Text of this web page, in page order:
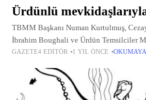
Ürdünlü
TBMM Başkanı Numan Kurtulmuş,
İbrahim Boughali ve Ürdün Temsilciler
ile ayrı ayrı telefonda görüştü. "Filistin
GAZETE4 EDITÖR 1 YIL ÖNCE